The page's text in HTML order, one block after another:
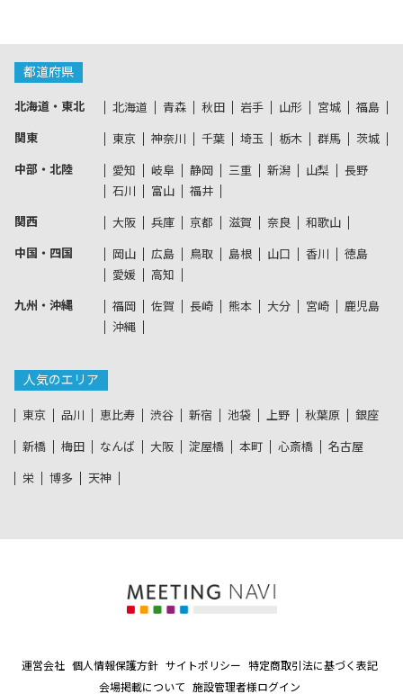
都道府県
北海道・東北 北海道 青森 秋田 岩手 山形 宮城 福島
関東 東京 神奈川 千葉 埼玉 栃木 群馬 茨城
中部・北陸 愛知 岐阜 静岡 三重 新潟 山梨
長野
石川
富山 福井
関西 大阪 兵庫 京都 滋賀 奈良 和歌山
中国・四国 岡山 広島 鳥取 島根 山口 香川
徳島
愛媛
高知
九州・沖縄 福岡 佐賀 長崎 熊本 大分 宮崎
鹿児島
沖縄
人気のエリア
東京 品川 恵比寿 渋谷 新宿 池袋 上野 秋葉原 銀座
新橋 梅田 なんば 大阪 淀屋橋 本町 心斎橋 名古屋
栄 博多 天神
運営会社 個人情報保護方針 サイトポリシー
特定商取引法に基づく表記
会場掲載について
施設管理者様ログイン